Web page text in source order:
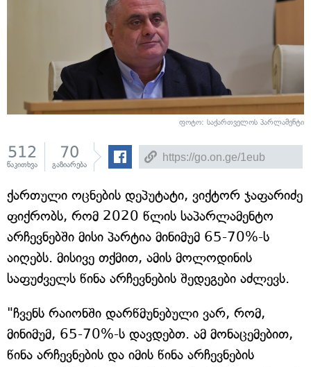
ფოტო: საქართველოს პარლამენტი
512
წაკითხვა
70
გაზიარება
ქართული ოცნების დეპუტატი, ვიქტორ ჯაფარიძე
ფიქრობს, რომ 2020 წლის საპარლამენტო
არჩევნებში მისი პარტია მინიმუმ 65-70%-ს
აიღებს. მისივე თქმით, ამის მოლოდინის
საფუძველს წინა არჩევნების შედეგები აძლევს.
"ჩვენს რაიონში დარწმუნებული ვარ, რომ,
მინიმუმ, 65-70%-ს დავდებთ. ამ მონაცემებით,
წინა არჩევნების და იმის წინა არჩევნების